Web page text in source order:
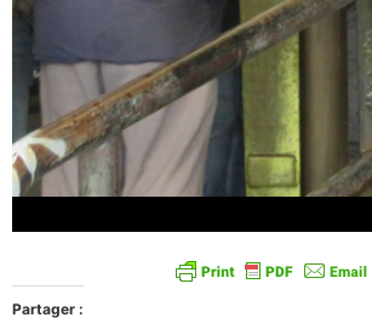
Partager :